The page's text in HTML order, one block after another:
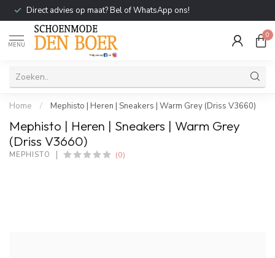
Direct advies op maat? Bel of WhatsApp ons!
MENU
0
Home / Mephisto | Heren | Sneakers | Warm Grey (Driss V3660)
Mephisto | Heren | Sneakers | Warm Grey
(Driss V3660)
MEPHISTO (0)